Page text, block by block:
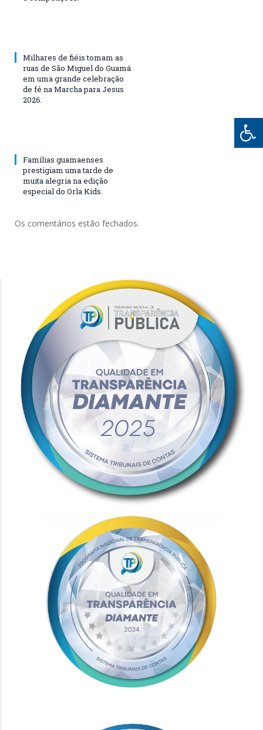
Milhares de fiéis tomam as
ruas de São Miguel do Guamá
em uma grande celebração
de fé na Marcha para Jesus
2026.
Famílias guamaenses
prestigiam uma tarde de
muita alegria na edição
especial do Orla Kids.
Os comentários estão fechados.